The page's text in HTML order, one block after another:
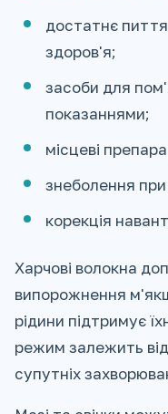
достатнє
здоров'я;
засоби для
показаннями;
місцеві
знеболення
корекція
Харчові волокна
випорожнення
рідини підтримує
режим залежить
супутніх